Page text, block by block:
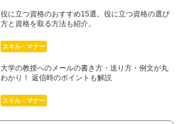
役に立つ資格のおすすめ15選。役に立つ資格の選び
方と資格を取る方法も紹介。
スキル・マナー
大学の教授へのメールの書き方・送り方・例文が丸
わかり！ 返信時のポイントも解説
スキル・マナー